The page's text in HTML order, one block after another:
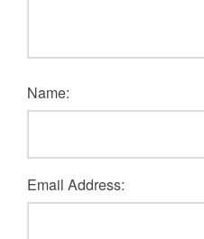
Name:
Email Address: